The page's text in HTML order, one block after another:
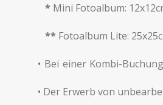
* Mini Fotoalbum:
** Fotoalbum Lite:
• Bei einer Kombi-
• Der Erwerb von